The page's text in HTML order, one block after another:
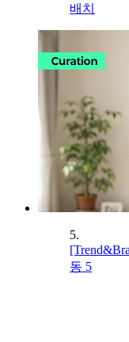
배치
5.
동 5